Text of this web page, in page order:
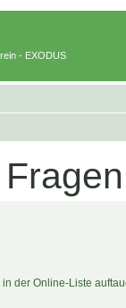
- EXODUS
der Online-Liste